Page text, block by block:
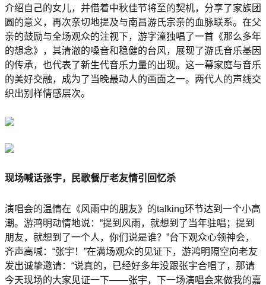
介绍自己的女儿，并借着中秋佳节将至的契机，分享了家族团
圆的意义，再次亲切地提及与南昌游氏宗亲的血脉联系。在父
亲的鼓励与全场观众的注视下，游字潼独唱了一首《那么多年
的想念》，其清澈的嗓音和稳健的台风，展现了游氏音乐基因
的传承，也代表了新生代音乐力量的出现。这一幕家庭与音乐
的美好交融，成为了当晚最动人的画面之一。两代人的声线交
织出别样情感层次。
现场喊话张宇，民歌餐厅老友情引回忆杀
演唱会的温情在《风雨中的朋友》的talking环节达到一个小高
潮。游鸿明动情地说：“提到风雨，就想到了当年驻唱；提到
朋友，就想到了一个人，你们说是谁？”台下观众心领神会，
齐声高喊：“张宇！”在满场观众的见证下，游鸿明隔空向老友
发出诚挚邀请：“说真的，已经好多年没跟张宇合唱了，那请
今天现场的大家见证一下——张宇，下一场演唱会来做我的嘉